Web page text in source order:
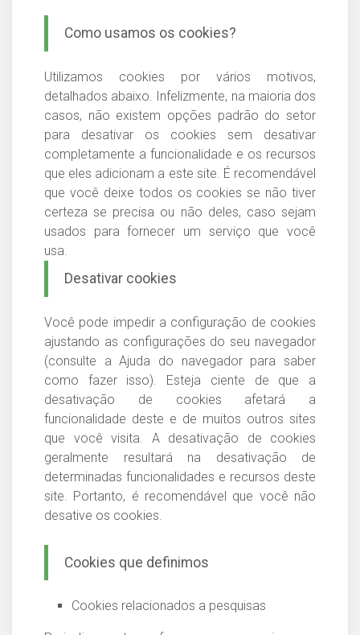
Como usamos os cookies?
Utilizamos cookies por vários motivos,
detalhados abaixo. Infelizmente, na maioria dos
casos, não existem opções padrão do setor
para desativar os cookies sem desativar
completamente a funcionalidade e os recursos
que eles adicionam a este site. É recomendável
que você deixe todos os cookies se não tiver
certeza se precisa ou não deles, caso sejam
usados para fornecer um serviço que você
usa.
Desativar cookies
Você pode impedir a configuração de cookies
ajustando as configurações do seu navegador
(consulte a Ajuda do navegador para saber
como fazer isso). Esteja ciente de que a
desativação de cookies afetará a
funcionalidade deste e de muitos outros sites
que você visita. A desativação de cookies
geralmente resultará na desativação de
determinadas funcionalidades e recursos deste
site. Portanto, é recomendável que você não
desative os cookies.
Cookies que definimos
Cookies relacionados a pesquisas